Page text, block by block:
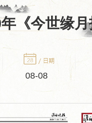
年《今世缘
08-08